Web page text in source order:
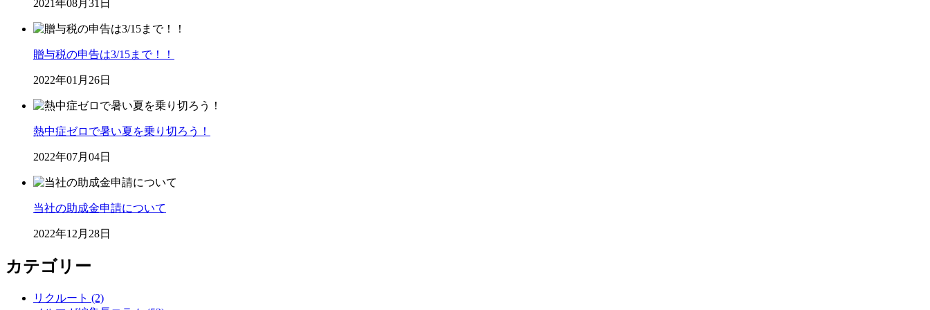
2021年08月31日
贈与税の申告は3/15まで！！
2022年01月26日
熱中症ゼロで暑い夏を乗り切ろう！
2022年07月04日
当社の助成金申請について
2022年12月28日
カテゴリー
リクルート (2)